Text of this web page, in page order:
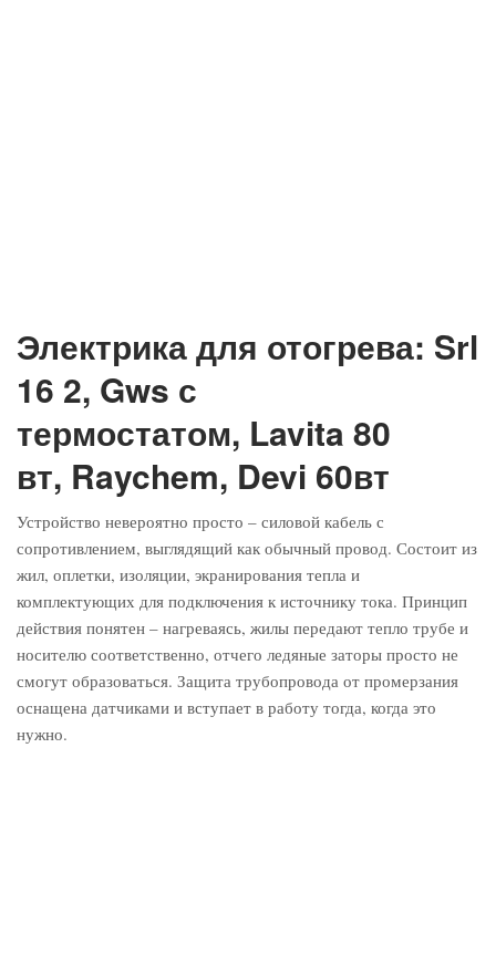
Электрика для отогрева: Srl
16 2, Gws с
термостатом, Lavita 80
вт, Raychem, Devi 60вт
Устройство невероятно просто – силовой кабель с
сопротивлением, выглядящий как обычный провод. Состоит из
жил, оплетки, изоляции, экранирования тепла и
комплектующих для подключения к источнику тока. Принцип
действия понятен – нагреваясь, жилы передают тепло трубе и
носителю соответственно, отчего ледяные заторы просто не
смогут образоваться. Защита трубопровода от промерзания
оснащена датчиками и вступает в работу тогда, когда это
нужно.